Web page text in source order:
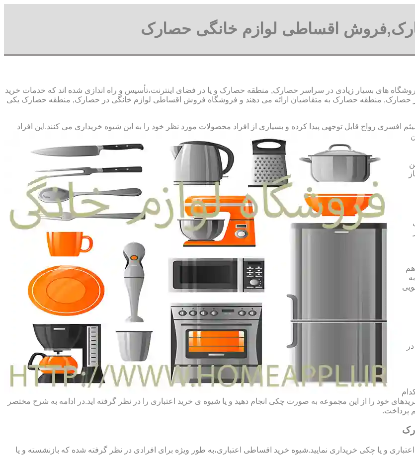
اقساطی لوازم خانگی حصارک
های بسیار زیادی در سراسر حصارک, منطقه حصارک و یا در فضای اینترنت،تأسیس و راه اندازی شده اند که خدمات خرید
منطقه حصارک به متقاضیان ارائه می دهند و فروشگاه فروش اقساطی لوازم خانگی در حصارک, منطقه حصارک یکی
رواج قابل توجهی پیدا کرده و بسیاری از افراد محصولات مورد نظر خود را به این شیوه خریداری می کنند.این افراد
خریدهای خود را از این مجموعه به صورت چکی انجام دهید و یا شیوه ی خرید اعتباری را در نظر گرفته اید.در ادامه به شرح مختصر
پرداخت.
و یا چکی خریداری نمایید.شیوه خرید اقساطی اعتباری،به طور ویژه برای افرادی در نظر گرفته شده که بازنشسته و یا